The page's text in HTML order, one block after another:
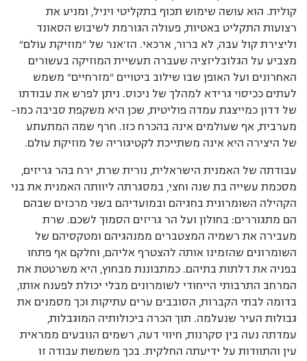
קולית. הוא עושה שימוש תכוף בתקליטי ויניל, ומניע את
רצועות התקליט באטיות, פעולה הגורמת לשיבוש הסאונד
וליצירת קול עבה, לא ברור, ארכאי. הז’אנר של ”מוזיקת עולם”
מצביע על הגלובליזציה שעברה תעשיית המוזיקה בעשורים
האחרונים ועל האופן שבו שילוב ביטויים ”מזרחיים” משמש
לעתים ככיסוי גרידא למהלך של ניכוס. ניתן לפרש את עבודתו
של דדון כמייצגת עמדה פוליטית, שכן היא משקפת סביבה כמו–
מערבית, אף שעולמים אינה בהכרח כזו. חרף שמה המתעתע
של היצירה היא אינה משתייכת לקטיגוריה של מוזיקת עולם.
עבודתה של האמנית הישראלית, נורית שרת, ירח בהר גריזים,
מסכמת עשייה בת שנה וחצי, במסגרתה ליוותה האמנית את בני
הקהילה השומרונית בחגיהם ובמועדיהם בשני מרכזים שבהם
הם מתגוררים: בחולון ועל הר גריזים הסמוך לשכם. שרת
מעבירה את רשמיה המצטברים ממנהגיהם ומטקסיהם של
השומרונים שהזמינו אותה להצטרף אליהם, וחלקם אף פתחו
בפניה את דלתות בתיהם. כמתבוננת מבחוץ, היא משרטטת את
המרחב התרבותי הייחודי לשומרונים מבלי יכולת לפענח אותו,
בדומה לבתי הקברות, הסובבים ערים עתיקות וכך מסמנים את
גבולות העיר שנעלמה. תוך הכרה ביכולותיה המוגבלות,
עמדתה נעה בין סקרנות, חיווי דעה, רשמים הנובעים ממראית
עין והתוודות על ידיעתה החלקית. בכך משמשת עבודה זו